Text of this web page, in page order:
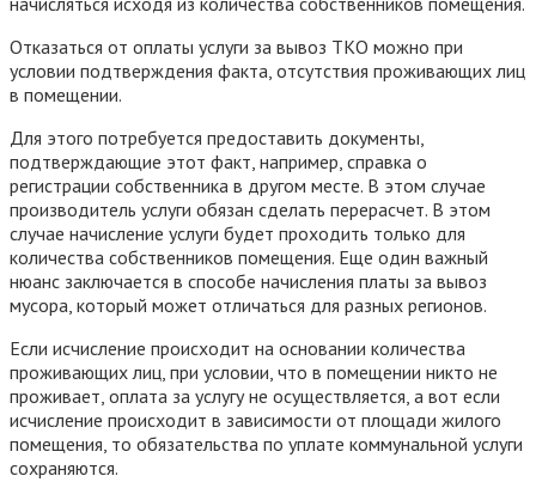
Отказаться от оплаты услуги за вывоз ТКО можно при
условии подтверждения факта, отсутствия проживающих лиц
в помещении.
Для этого потребуется предоставить документы,
подтверждающие этот факт, например, справка о
регистрации собственника в другом месте. В этом случае
производитель услуги обязан сделать перерасчет. В этом
случае начисление услуги будет проходить только для
количества собственников помещения. Еще один важный
нюанс заключается в способе начисления платы за вывоз
мусора, который может отличаться для разных регионов.
Если исчисление происходит на основании количества
проживающих лиц, при условии, что в помещении никто не
проживает, оплата за услугу не осуществляется, а вот если
исчисление происходит в зависимости от площади жилого
помещения, то обязательства по уплате коммунальной услуги
сохраняются.